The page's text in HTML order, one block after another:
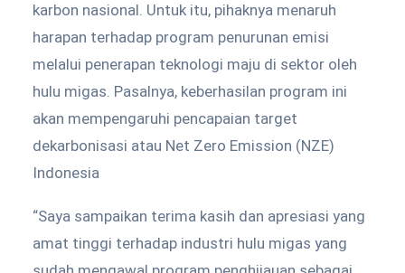
karbon nasional. Untuk itu, pihaknya menaruh
harapan terhadap program penurunan emisi
melalui penerapan teknologi maju di sektor oleh
hulu migas. Pasalnya, keberhasilan program ini
akan mempengaruhi pencapaian target
dekarbonisasi atau Net Zero Emission (NZE)
Indonesia
“Saya sampaikan terima kasih dan apresiasi yang
amat tinggi terhadap industri hulu migas yang